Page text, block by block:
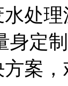
处
身定
方案